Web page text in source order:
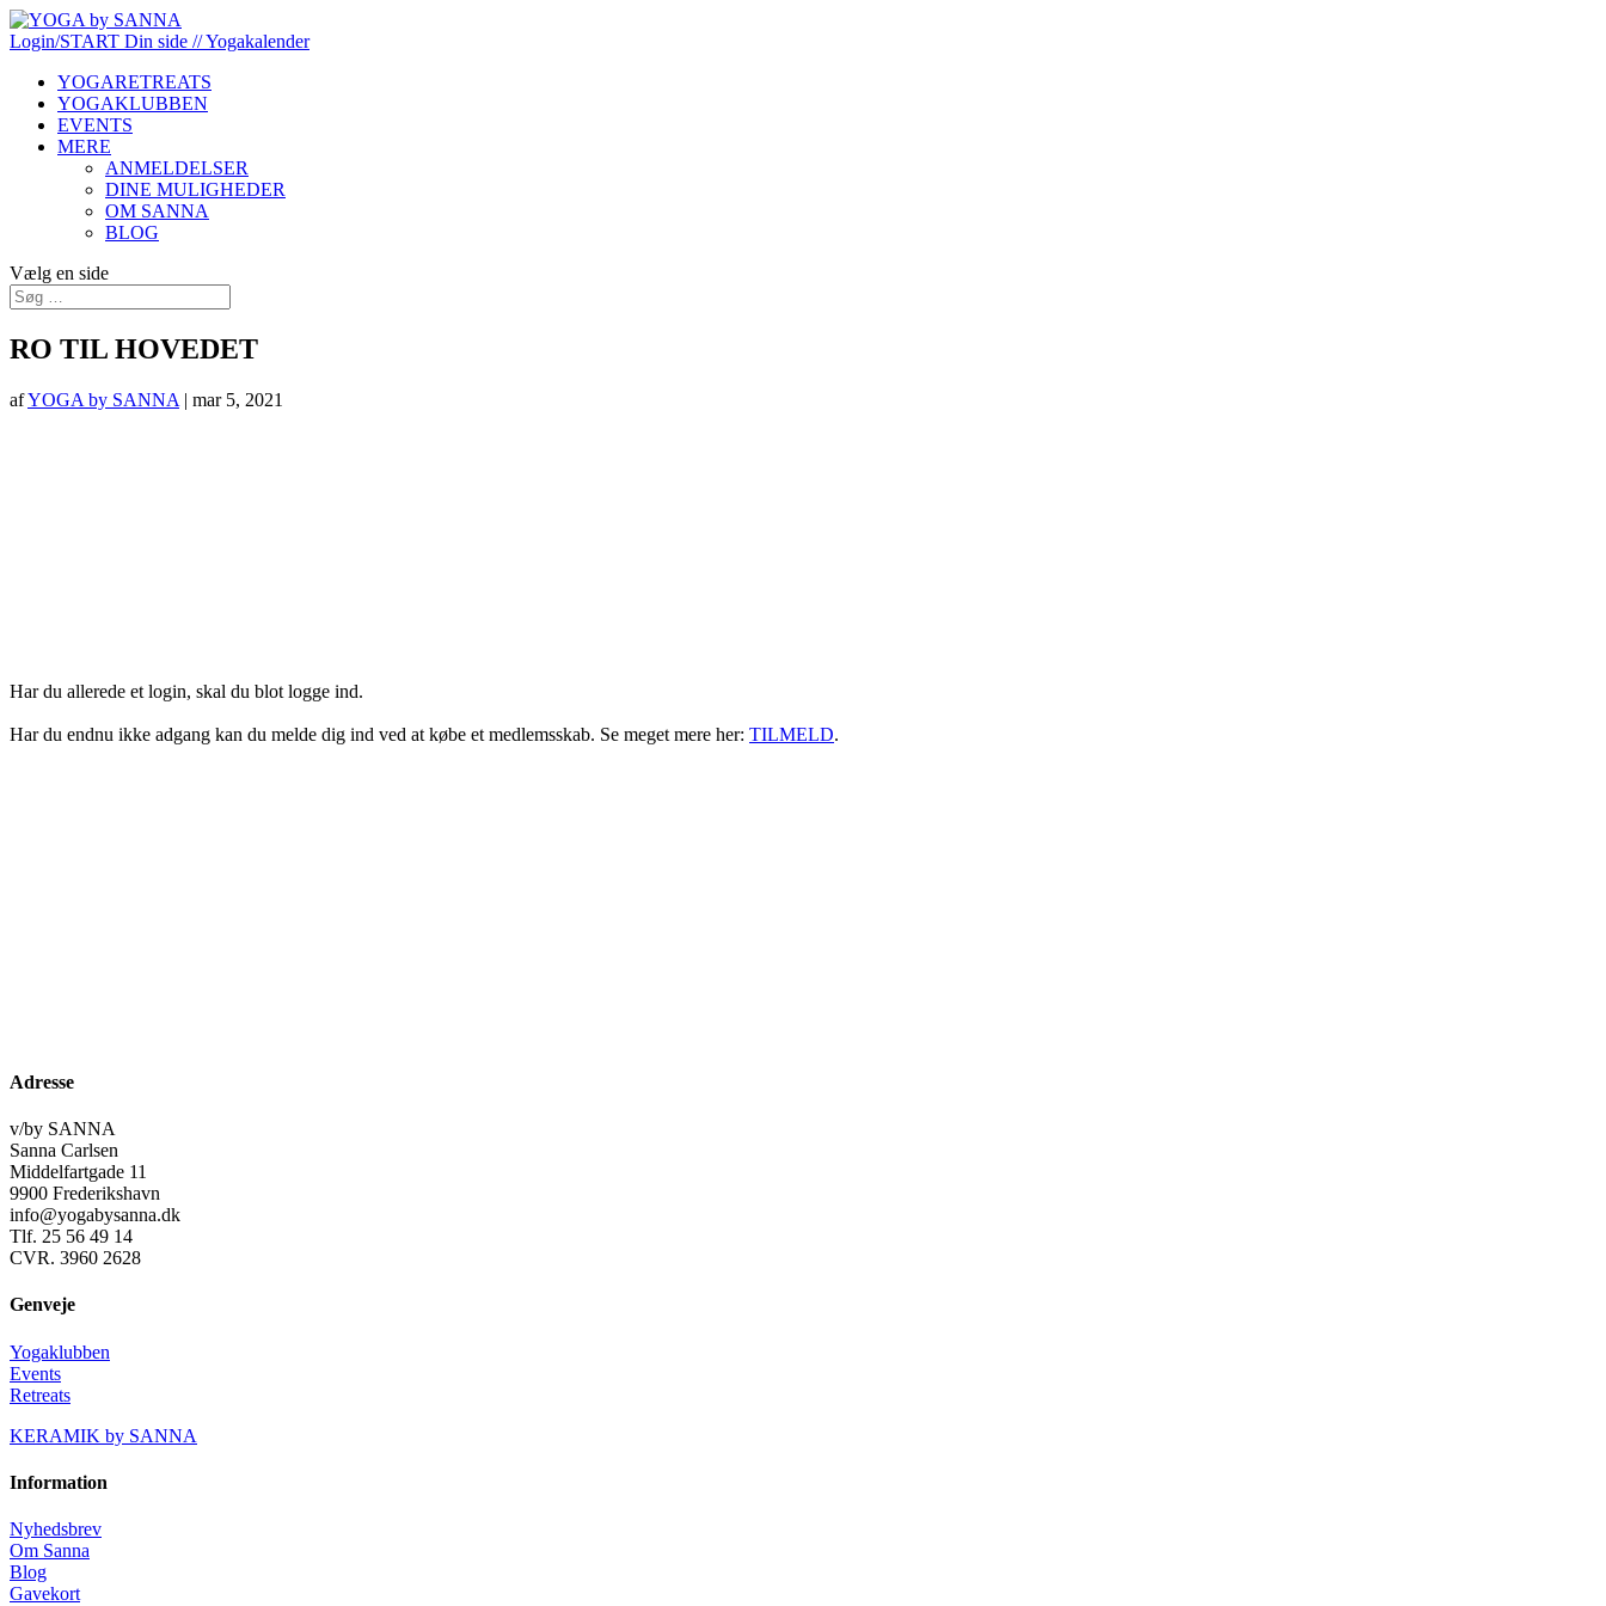
Login/START Din side // Yogakalender
YOGARETREATS
YOGAKLUBBEN
EVENTS
MERE
ANMELDELSER
DINE MULIGHEDER
OM SANNA
BLOG
Vælg en side
RO TIL HOVEDET
afYOGA by SANNA | mar 5, 2021
Har du allerede et login, skal du blot logge ind.
Har du endnu ikke adgang kan du melde dig ind ved at købe et medlemsskab. Se meget mere her: TILMELD.
Adresse
v/by SANNA
Sanna Carlsen
Middelfartgade 11
9900 Frederikshavn
info@yogabysanna.dk
Tlf. 25 56 49 14
CVR. 3960 2628
Genveje
Yogaklubben
Events
Retreats
KERAMIK by SANNA
Information
Nyhedsbrev
Om Sanna
Blog
Gavekort